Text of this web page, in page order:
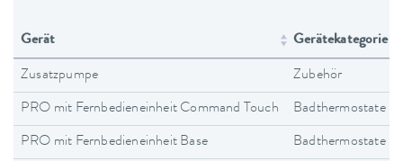
Gerät Gerätekategorie
Zusatzpumpe Zubehör
PRO mit Fernbedieneinheit Command Touch Badthermostate
PRO mit Fernbedieneinheit Base Badthermostate